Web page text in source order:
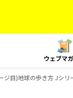
ウェブマ
ジ目)地球の歩き方 Jシリ